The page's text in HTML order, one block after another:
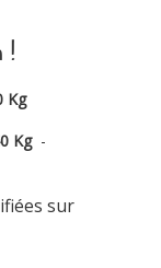
!
Kg
Kg -
sur